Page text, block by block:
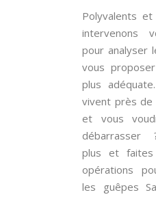
Polyvalents
intervenons
pour analyser
vous
plus
vivent près de
et vous
débarrasser
plus et
opérations
les guêpes